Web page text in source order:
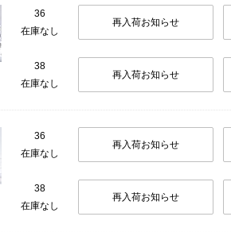
36
在庫なし
再入荷お知らせ
38
在庫なし
再入荷お知らせ
36
在庫なし
再入荷お知らせ
38
在庫なし
再入荷お知らせ